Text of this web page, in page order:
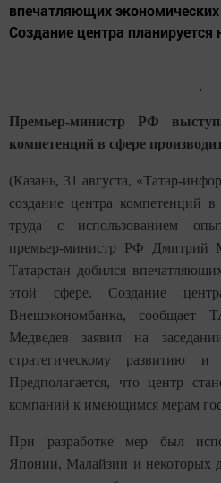
впечатляющих экономических
Создание центра планируется
Премьер-министр РФ
компетенций в сфере
(Казань, 31 августа, «Татар-
создание центра компетенций в
труда с использованием
премьер-министр РФ Дмитрий
Татарстан добился
этой сфере. Создание
Внешэкономбанка,
Медведев заявил на
стратегическому развитию
Предполагается, что центр
компаний к имеющимся мерам
При разработке мер был
Японии, Малайзии и некоторых